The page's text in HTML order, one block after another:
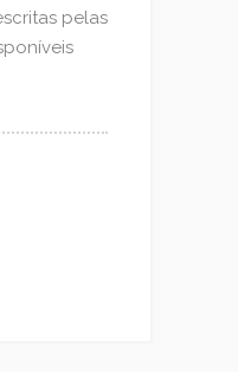
pelas